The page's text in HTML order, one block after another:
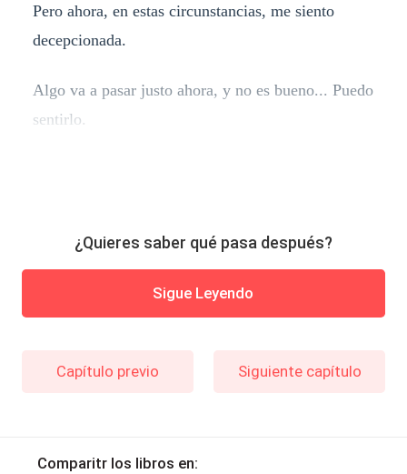
Pero ahora, en estas circunstancias, me siento
decepcionada.
Algo va a pasar justo ahora, y no es bueno... Puedo
sentirlo.
¿Quieres saber qué pasa después?
Sigue Leyendo
Capítulo previo Siguiente capítulo
Comparitr los libros en: